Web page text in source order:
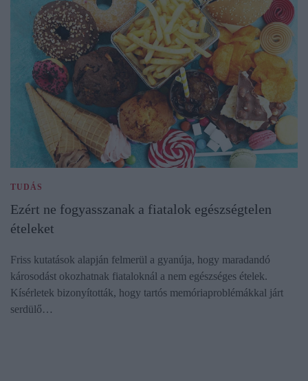
TUDÁS
Ezért ne fogyasszanak a fiatalok egészségtelen
ételeket
Friss kutatások alapján felmerül a gyanúja, hogy maradandó
károsodást okozhatnak fiataloknál a nem egészséges ételek.
Kísérletek bizonyították, hogy tartós memóriaproblémákkal járt
serdülő…